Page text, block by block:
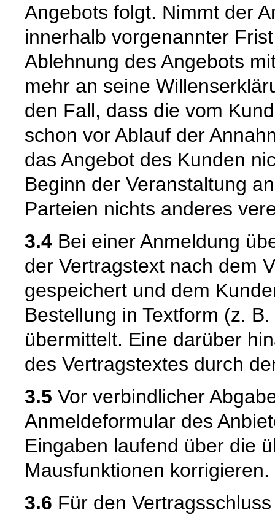
Angebots folgt. Nimmt der
innerhalb vorgenannter
Ablehnung des Angebots
mehr an seine
den Fall, dass die vom
schon vor Ablauf der
das Angebot des Kunden
Beginn der Veranstaltung
Parteien nichts anderes
3.4 Bei einer Anmeldung
der Vertragstext nach dem
gespeichert und dem
Bestellung in Textform (z.
übermittelt. Eine darüber
des Vertragstextes durch
3.5 Vor verbindlicher
Anmeldeformular des
Eingaben laufend über die
Mausfunktionen korrigieren.
3.6 Für den